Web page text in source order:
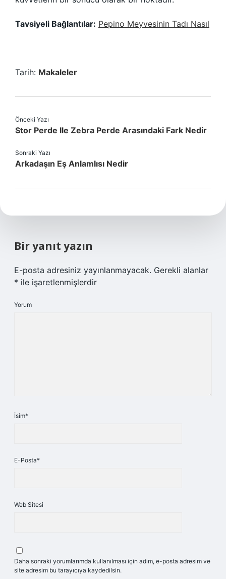
Tavsiyeli Bağlantılar: Pepino Meyvesinin Tadı Nasıl
Tarih: Makaleler
Önceki Yazı
Stor Perde Ile Zebra Perde Arasındaki Fark Nedir
Sonraki Yazı
Arkadaşın Eş Anlamlısı Nedir
Bir yanıt yazın
E-posta adresiniz yayınlanmayacak. Gerekli alanlar
* ile işaretlenmişlerdir
Yorum
İsim*
E-Posta*
Web Sitesi
Daha sonraki yorumlarımda kullanılması için adım, e-posta adresim ve
site adresim bu tarayıcıya kaydedilsin.